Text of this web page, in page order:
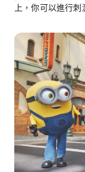
上，你可以進行